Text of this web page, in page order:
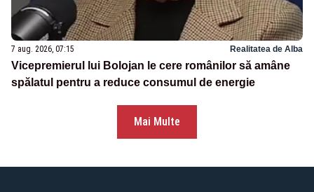
7 aug. 2026, 07:15 Realitatea de Alba
Vicepremierul lui Bolojan le cere românilor să amâne
spălatul pentru a reduce consumul de energie
Mai Multe